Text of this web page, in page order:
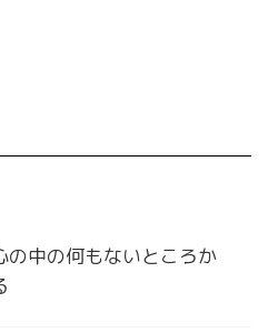
の中の何もないところか